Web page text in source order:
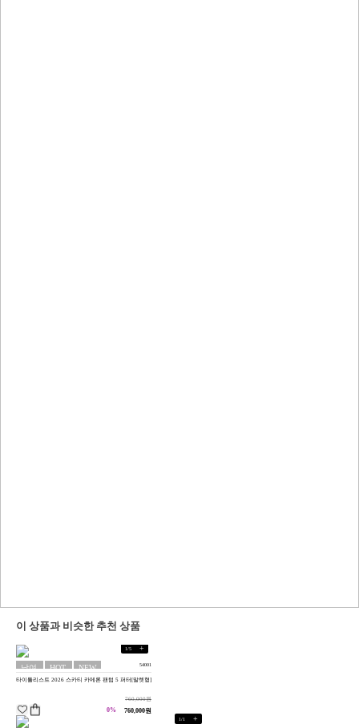
이 상품과 비슷한 추천 상품
1/5 +
남여
공용
HOT NEW 54001
타이틀리스트 2026 스카티 카메론 팬텀 5 퍼터[말렛형]
760,000원
0% 760,000원
1/1 +